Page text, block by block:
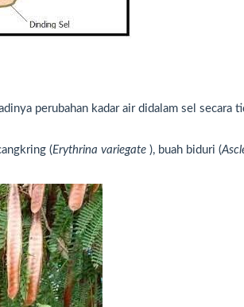
perubahan kadar air didalam sel secara
(Erythrina variegate ), buah biduri (